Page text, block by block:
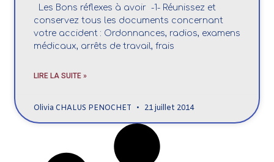
Les Bons réflexes à avoir -1- Réunissez et
conservez tous les documents concernant
votre accident : Ordonnances, radios, examens
médicaux, arrêts de travail, frais
LIRE LA SUITE »
Olivia CHALUS PENOCHET 21 juillet 2014